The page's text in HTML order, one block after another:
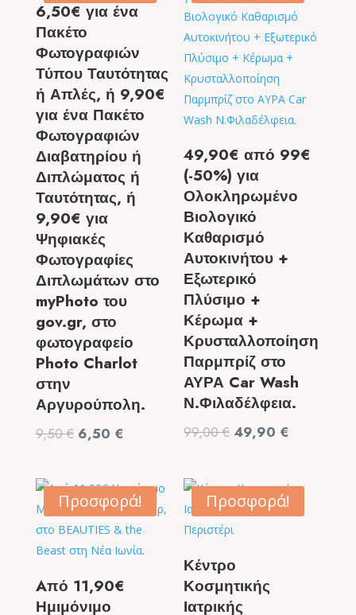
6,50€ για ένα
Πακέτο
Φωτογραφιών
Τύπου Ταυτότητας
ή Απλές, ή 9,90€
για ένα Πακέτο
Φωτογραφιών
Διαβατηρίου ή
Διπλώματος ή
Ταυτότητας, ή
9,90€ για
Ψηφιακές
Φωτογραφίες
Διπλωμάτων στο
myPhoto του
gov.gr, στο
φωτογραφείο
Photo Charlot
στην
Αργυρούπολη.
9,50€ Original
9,50 €.
6,50 €
είναι:
6,50 €.
49,90€ από 99€
(-50%) για
Ολοκληρωμένο
Βιολογικό
Καθαρισμό
Αυτοκινήτου +
Εξωτερικό
Πλύσιμο +
Κέρωμα +
Κρυσταλλοποίηση
Παρμπρίζ στο
ΑΥΡΑ Car Wash
Ν.Φιλαδέλφεια.
99,00€ Original
99,00 €.
49,90 €
49,90 €.
Προσφορά!
Aπό 11,90€
Ημιμόνιμο
Προσφορά!
Κέντρο
Κοσμητικής
Ιατρικής